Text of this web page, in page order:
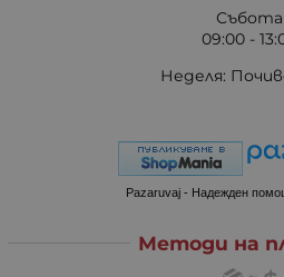
Събота
09:00 -
Неделя:
Pazaruvaj - Надежден
Методи на